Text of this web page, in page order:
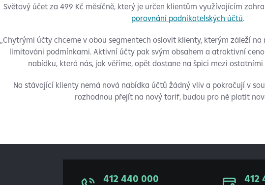
Světový účet za 499 Kč měsíčně, který je určen klientům využívajícím
porovnání podnikatelských účtů.
„Chytrými účty chceme v obou segmentech oslovit klienty, kterým záleží
limitováni podmínkami. Aktivní účty pak svým obsahem a atraktivní
nabídku, která nás, jak věříme, opět dostane na špici mezi ostatními
Na stávající klienty nemá nová nabídka účtů žádný vliv a pokračují v
rozhodnou přejít na nový tarif, budou pro ně platit
412 440 000 412